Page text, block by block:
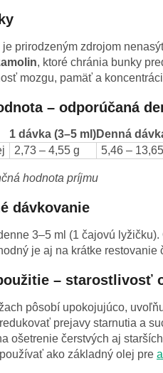
prirodzeným zdrojom
, ktoré chránia bunky
mozgu, pamäť a
– odporúčaná
1 dávka (3–5 ml)Denná
2,73 – 4,55 g 5,46 –
hodnota príjmu
dávkovanie
3–5 ml (1 čajovú
je aj na krátke
– starostlivosť
pôsobí upokojujúco,
prejavy starnutia a
ošetrenie čerstvých aj
ako základný olej pre